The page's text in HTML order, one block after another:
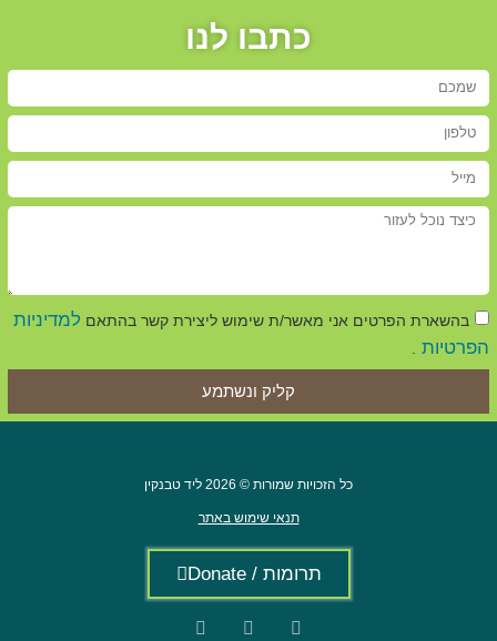
כתבו לנו
בהשארת הפרטים אני מאשר/ת שימוש ליצירת קשר בהתאם למדיניות
הפרטיות
קליק ונשתמע
כל הזכויות שמורות © 2026 ליד טבנקין
תנאי שימוש באתר
תרומות / Donate